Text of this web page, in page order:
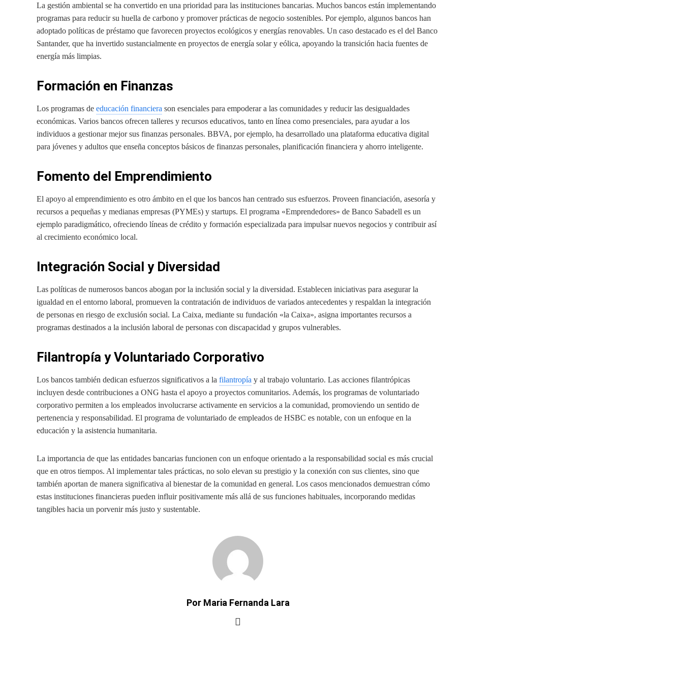
La gestión ambiental se ha convertido en una prioridad para las instituciones bancarias. Muchos bancos están implementando
programas para reducir su huella de carbono y promover prácticas de negocio sostenibles. Por ejemplo, algunos bancos han
adoptado políticas de préstamo que favorecen proyectos ecológicos y energías renovables. Un caso destacado es el del Banco
Santander, que ha invertido sustancialmente en proyectos de energía solar y eólica, apoyando la transición hacia fuentes de
energía más limpias.
Formación en Finanzas
Los programas de educación financiera son esenciales para empoderar a las comunidades y reducir las desigualdades
económicas. Varios bancos ofrecen talleres y recursos educativos, tanto en línea como presenciales, para ayudar a los
individuos a gestionar mejor sus finanzas personales. BBVA, por ejemplo, ha desarrollado una plataforma educativa digital
para jóvenes y adultos que enseña conceptos básicos de finanzas personales, planificación financiera y ahorro inteligente.
Fomento del Emprendimiento
El apoyo al emprendimiento es otro ámbito en el que los bancos han centrado sus esfuerzos. Proveen financiación, asesoría y
recursos a pequeñas y medianas empresas (PYMEs) y startups. El programa «Emprendedores» de Banco Sabadell es un
ejemplo paradigmático, ofreciendo líneas de crédito y formación especializada para impulsar nuevos negocios y contribuir así
al crecimiento económico local.
Integración Social y Diversidad
Las políticas de numerosos bancos abogan por la inclusión social y la diversidad. Establecen iniciativas para asegurar la
igualdad en el entorno laboral, promueven la contratación de individuos de variados antecedentes y respaldan la integración
de personas en riesgo de exclusión social. La Caixa, mediante su fundación «la Caixa», asigna importantes recursos a
programas destinados a la inclusión laboral de personas con discapacidad y grupos vulnerables.
Filantropía y Voluntariado Corporativo
Los bancos también dedican esfuerzos significativos a la filantropía y al trabajo voluntario. Las acciones filantrópicas
incluyen desde contribuciones a ONG hasta el apoyo a proyectos comunitarios. Además, los programas de voluntariado
corporativo permiten a los empleados involucrarse activamente en servicios a la comunidad, promoviendo un sentido de
pertenencia y responsabilidad. El programa de voluntariado de empleados de HSBC es notable, con un enfoque en la
educación y la asistencia humanitaria.
La importancia de que las entidades bancarias funcionen con un enfoque orientado a la responsabilidad social es más crucial
que en otros tiempos. Al implementar tales prácticas, no solo elevan su prestigio y la conexión con sus clientes, sino que
también aportan de manera significativa al bienestar de la comunidad en general. Los casos mencionados demuestran cómo
estas instituciones financieras pueden influir positivamente más allá de sus funciones habituales, incorporando medidas
tangibles hacia un porvenir más justo y sustentable.
Por Maria Fernanda Lara